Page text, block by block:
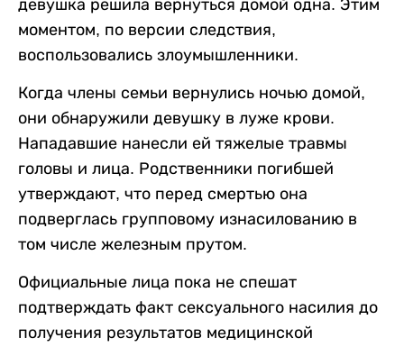
девушка решила вернуться домой одна. Этим
моментом, по версии следствия,
воспользовались злоумышленники.
Когда члены семьи вернулись ночью домой,
они обнаружили девушку в луже крови.
Нападавшие нанесли ей тяжелые травмы
головы и лица. Родственники погибшей
утверждают, что перед смертью она
подверглась групповому изнасилованию в
том числе железным прутом.
Официальные лица пока не спешат
подтверждать факт сексуального насилия до
получения результатов медицинской